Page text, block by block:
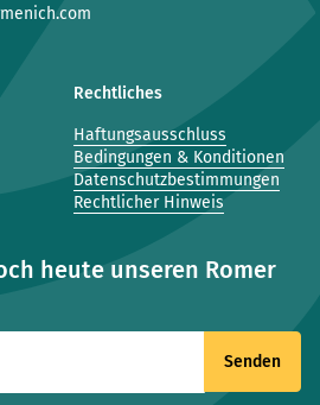
Rechtliches
Haftungsausschluss
Bedingungen & Konditionen
Datenschutzbestimmungen
Rechtlicher Hinweis
heute unseren Romer